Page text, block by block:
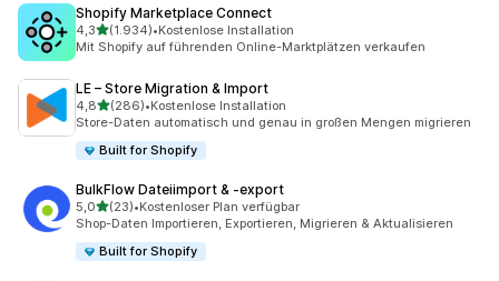
Shopify Marketplace Connect
4,3von 5 Sternen
(1.934)
1934 Rezensionen insgesamt
•Kostenlose Installation
Mit Shopify auf führenden Online-Marktplätzen verkaufen
LE – Store Migration & Import
4,8von 5 Sternen
(286)
286 Rezensionen insgesamt
•Kostenlose Installation
Store-Daten automatisch und genau in großen Mengen migrieren
Built for Shopify
BulkFlow Dateiimport & ‑export
5,0von 5 Sternen
(23)
23 Rezensionen insgesamt
•Kostenloser Plan verfügbar
Shop-Daten Importieren, Exportieren, Migrieren & Aktualisieren
Built for Shopify